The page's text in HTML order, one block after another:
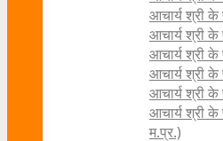
आचार्य श्री
आचार्य श्री के
आचार्य श्री के
आचार्य श्री
आचार्य श्री
आचार्य श्री के
म.प्र.)